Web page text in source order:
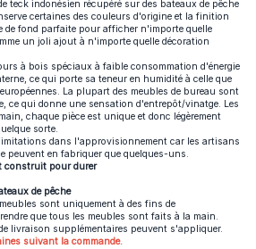
teck indonésien récupéré sur des bateaux de pêche
certaines des couleurs d'origine et la finition
de fond parfaite pour afficher n'importe quelle
un joli ajout à n'importe quelle décoration
à bois spéciaux à faible consommation d'énergie
ce qui porte sa teneur en humidité à celle que
La plupart des meubles de bureau sont
ce qui donne une sensation d'entrepôt/vinatge. Les
chaque pièce est unique et donc légèrement
sorte.
limitations dans l'approvisionnement car les artisans
peuvent en fabriquer que quelques-uns.
construit pour durer
de pêche
sont uniquement à des fins de
que tous les meubles sont faits à la main.
livraison supplémentaires peuvent s'appliquer.
suivant la commande.